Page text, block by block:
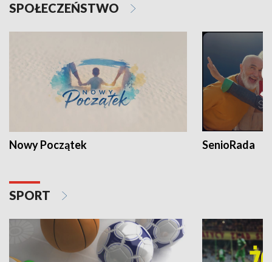
SPOŁECZEŃSTWO
Nowy Początek SenioRada
SPORT